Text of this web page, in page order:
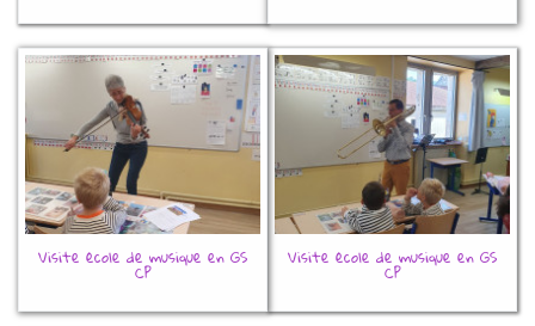
Visite école de musique en GS
CP
Visite école de musique en GS
CP